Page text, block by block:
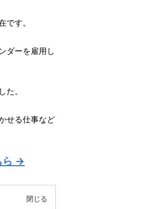
す。
ダーを雇用し
。
せる仕事など
ら →
閉じる